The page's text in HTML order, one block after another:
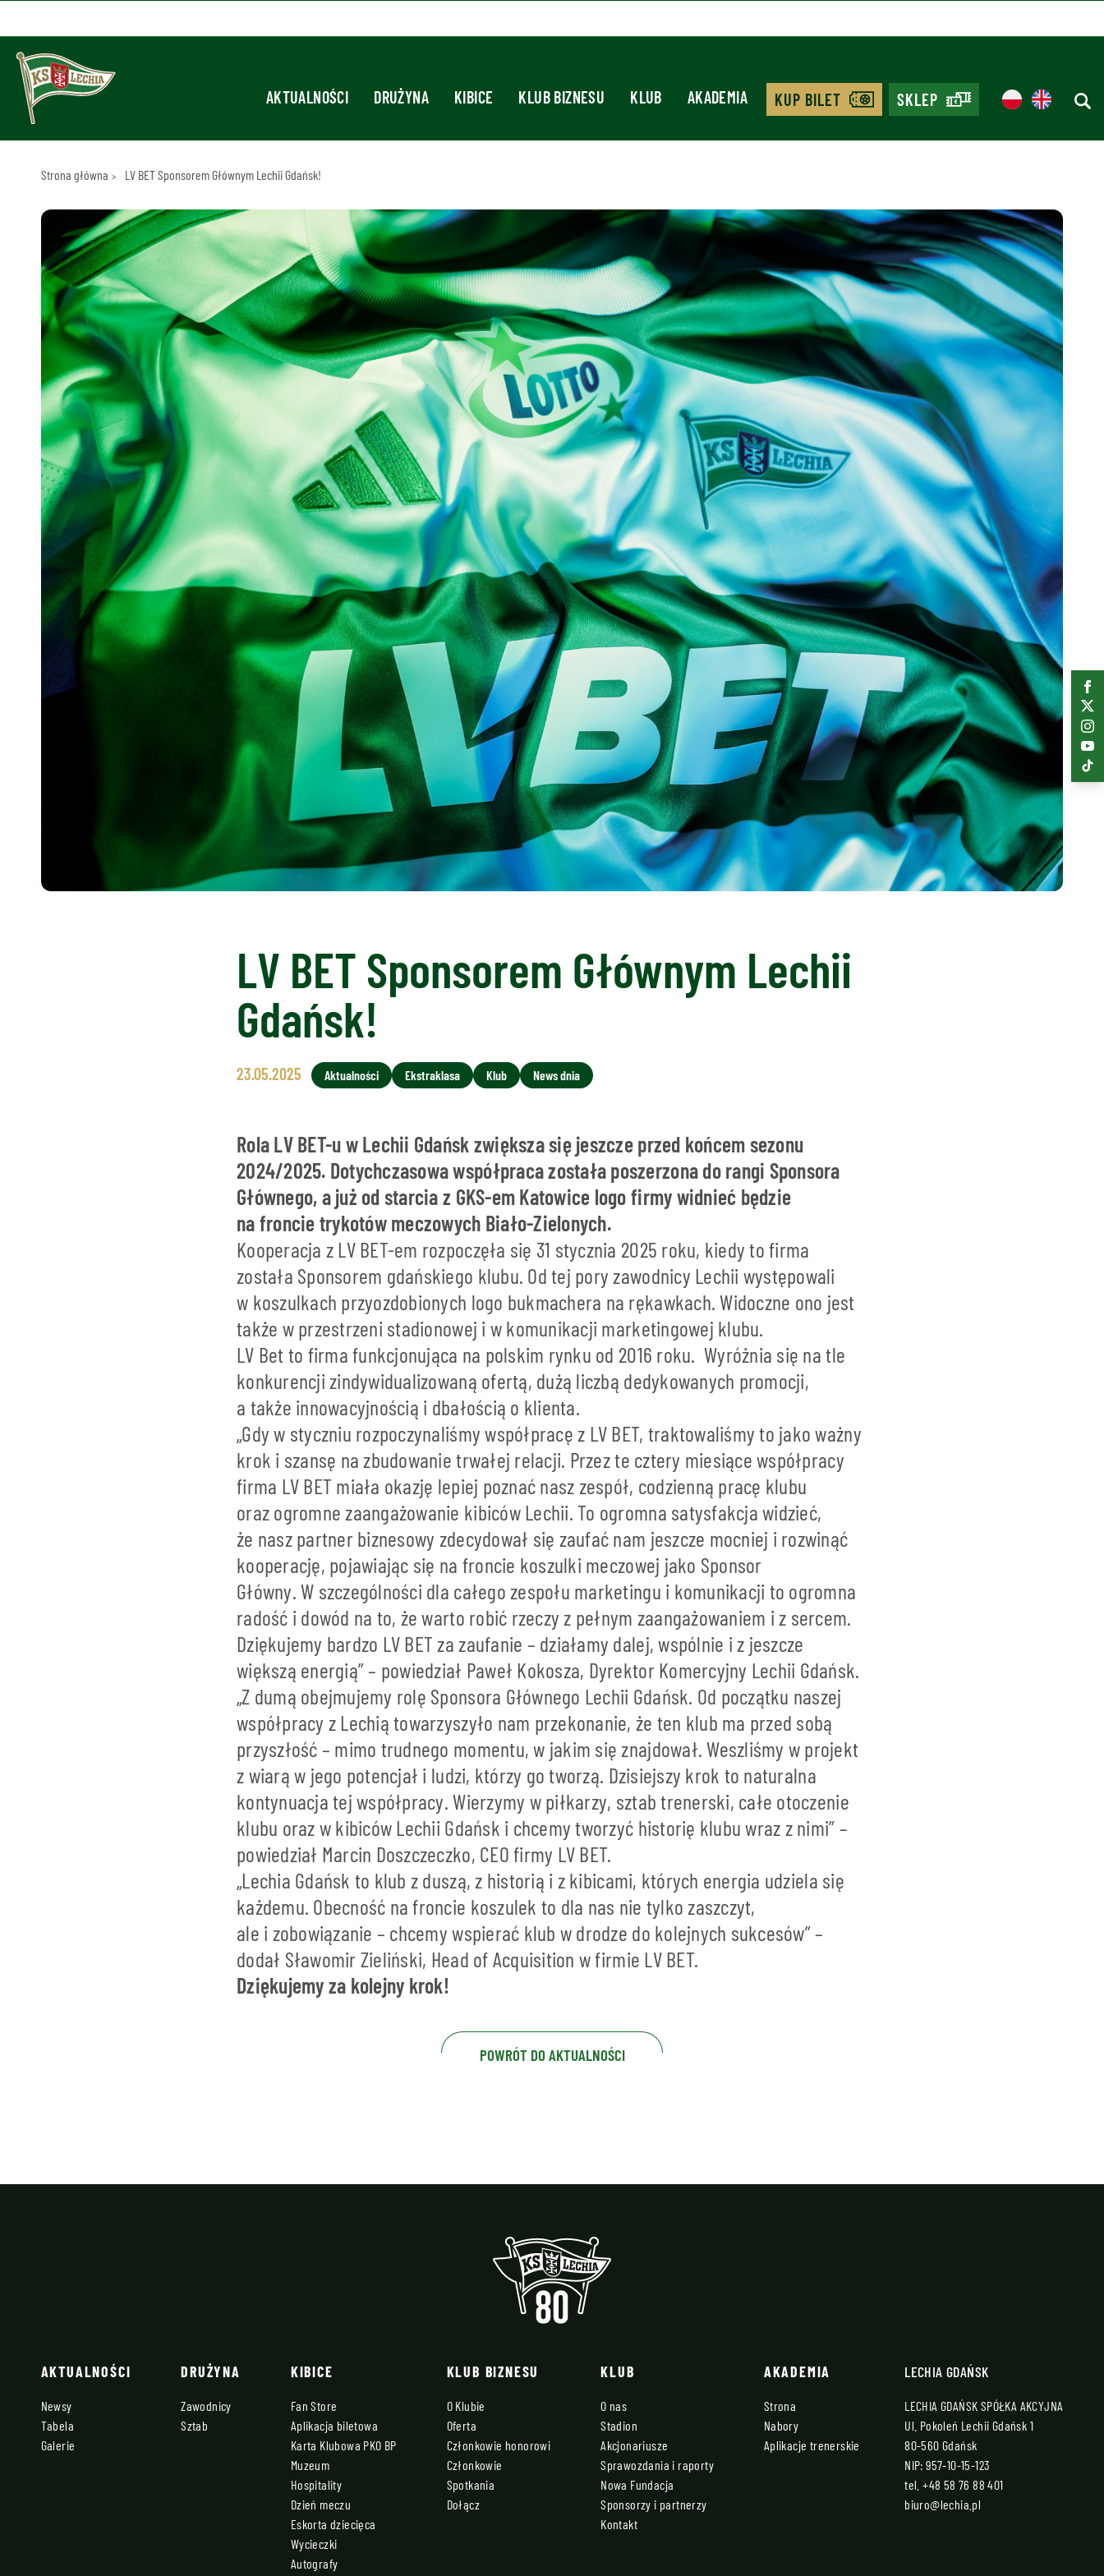
AKTUALNOŚCI DRUŻYNA KIBICE KLUB BIZNESU KLUB AKADEMIA KUP BILET SKLEP
Strona główna LV BET Sponsorem Głównym Lechii Gdańsk!
LV BET Sponsorem Głównym Lechii
Gdańsk!
23.05.2025 Aktualności Ekstraklasa Klub News dnia
Rola LV BET-u w Lechii Gdańsk zwiększa się jeszcze przed końcem sezonu
2024/2025. Dotychczasowa współpraca została poszerzona do rangi Sponsora
Głównego, a już od starcia z GKS-em Katowice logo firmy widnieć będzie
na froncie trykotów meczowych Biało-Zielonych.
Kooperacja z LV BET-em rozpoczęła się 31 stycznia 2025 roku, kiedy to firma
została Sponsorem gdańskiego klubu. Od tej pory zawodnicy Lechii występowali
w koszulkach przyozdobionych logo bukmachera na rękawkach. Widoczne ono jest
także w przestrzeni stadionowej i w komunikacji marketingowej klubu.
LV Bet to firma funkcjonująca na polskim rynku od 2016 roku. Wyróżnia się na tle
konkurencji zindywidualizowaną ofertą, dużą liczbą dedykowanych promocji,
a także innowacyjnością i dbałością o klienta.
„Gdy w styczniu rozpoczynaliśmy współpracę z LV BET, traktowaliśmy to jako ważny
krok i szansę na zbudowanie trwałej relacji. Przez te cztery miesiące współpracy
firma LV BET miała okazję lepiej poznać nasz zespół, codzienną pracę klubu
oraz ogromne zaangażowanie kibiców Lechii. To ogromna satysfakcja widzieć,
że nasz partner biznesowy zdecydował się zaufać nam jeszcze mocniej i rozwinąć
kooperację, pojawiając się na froncie koszulki meczowej jako Sponsor
Główny. W szczególności dla całego zespołu marketingu i komunikacji to ogromna
radość i dowód na to, że warto robić rzeczy z pełnym zaangażowaniem i z sercem.
Dziękujemy bardzo LV BET za zaufanie – działamy dalej, wspólnie i z jeszcze
większą energią” – powiedział Paweł Kokosza, Dyrektor Komercyjny Lechii Gdańsk.
„Z dumą obejmujemy rolę Sponsora Głównego Lechii Gdańsk. Od początku naszej
współpracy z Lechią towarzyszyło nam przekonanie, że ten klub ma przed sobą
przyszłość – mimo trudnego momentu, w jakim się znajdował. Weszliśmy w projekt
z wiarą w jego potencjał i ludzi, którzy go tworzą. Dzisiejszy krok to naturalna
kontynuacja tej współpracy. Wierzymy w piłkarzy, sztab trenerski, całe otoczenie
klubu oraz w kibiców Lechii Gdańsk i chcemy tworzyć historię klubu wraz z nimi” –
powiedział Marcin Doszczeczko, CEO firmy LV BET.
„Lechia Gdańsk to klub z duszą, z historią i z kibicami, których energia udziela się
każdemu. Obecność na froncie koszulek to dla nas nie tylko zaszczyt,
ale i zobowiązanie – chcemy wspierać klub w drodze do kolejnych sukcesów” –
dodał Sławomir Zieliński, Head of Acquisition w firmie LV BET.
Dziękujemy za kolejny krok!
POWRÓT DO AKTUALNOŚCI
AKTUALNOŚCI
Newsy
Tabela
Galerie
DRUŻYNA
Zawodnicy
Sztab
KIBICE
Fan Store
Aplikacja biletowa
Karta Klubowa PKO BP
Muzeum
Hospitality
Dzień meczu
Eskorta dziecięca
Wycieczki
Autografy
KLUB BIZNESU
O Klubie
Oferta
Członkowie honorowi
Członkowie
Spotkania
Dołącz
KLUB
O nas
Stadion
Akcjonariusze
Sprawozdania i raporty
Nowa Fundacja
Sponsorzy i partnerzy
Kontakt
AKADEMIA
Strona
Nabory
Aplikacje trenerskie
LECHIA GDAŃSK
LECHIA GDAŃSK SPÓŁKA AKCYJNA
Ul. Pokoleń Lechii Gdańsk 1
80-560 Gdańsk
NIP: 957-10-15-123
tel.+48 58 76 88 401
biuro@lechia.pl